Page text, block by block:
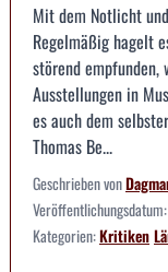
Mit dem Notlicht
Regelmäßig hagelt
störend
Ausstellungen in
es auch dem
Thomas Be...
Geschrieben von
Veröffentlichungsdatum:
Kategorien:Kritiken